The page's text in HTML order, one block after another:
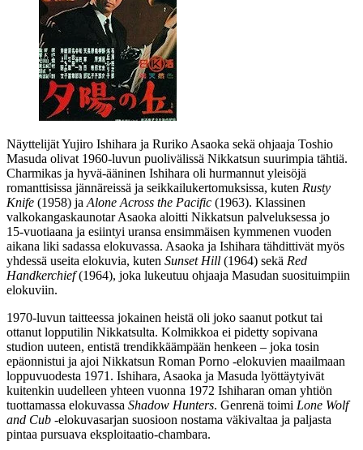
NäyttelijätYujiro Ishihara ja Ruriko Asaoka sekä ohjaaja Toshio
Masuda olivat 1960‑luvun puolivälissä Nikkatsun suurimpia tähtiä.
Charmikas ja hyvä-ääninen Ishihara oli hurmannut yleisöjä
romanttisissa jännäreissä ja seikkailukertomuksissa, kuten Rusty
Knife (1958) ja Alone Across the Pacific (1963). Klassinen
valkokangaskaunotar Asaoka aloitti Nikkatsun palveluksessa jo
15‑vuotiaana ja esiintyi uransa ensimmäisen kymmenen vuoden
aikana liki sadassa elokuvassa. Asaoka ja Ishihara tähdittivät myös
yhdessä useita elokuvia, kuten Sunset Hill (1964) sekä Red
Handkerchief(1964), joka lukeutuu ohjaaja Masudan suosituimpiin
elokuviin.
1970‑luvun taitteessa jokainen heistä oli joko saanut potkut tai
ottanut lopputilin Nikkatsulta. Kolmikkoa ei pidetty sopivana
studion uuteen, entistä trendikkäämpään henkeen – joka tosin
epäonnistui ja ajoi Nikkatsun Roman Porno ‑elokuvien maailmaan
loppuvuodesta 1971. Ishihara, Asaoka ja Masuda lyöttäytyivät
kuitenkin uudelleen yhteen vuonna 1972 Ishiharan oman yhtiön
tuottamassa elokuvassa Shadow Hunters. Genrenä toimi Lone Wolf
and Cub ‑elokuvasarjan suosioon nostama väkivaltaa ja paljasta
pintaa pursuava eksploitaatio-chambara.